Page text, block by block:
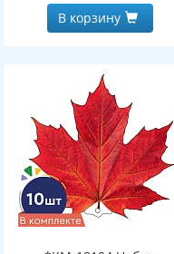
В корзину